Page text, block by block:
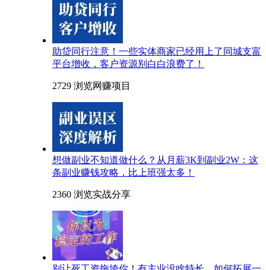
助贷同行注意！一些实体商家已经用上了同城支富
平台增收，客户资源别白白浪费了！
2729 浏览网赚项目
想做副业不知道做什么？从月薪3K到副业2W：这
条副业赚钱攻略，比上班强太多！
2360 浏览实战分享